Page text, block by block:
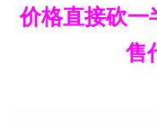
价格直接砍一
售